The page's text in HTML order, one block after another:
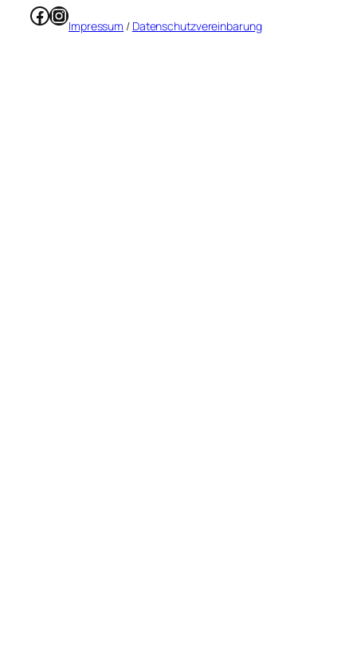
Facebook
Instagram
Impressum / Datenschutzvereinbarung